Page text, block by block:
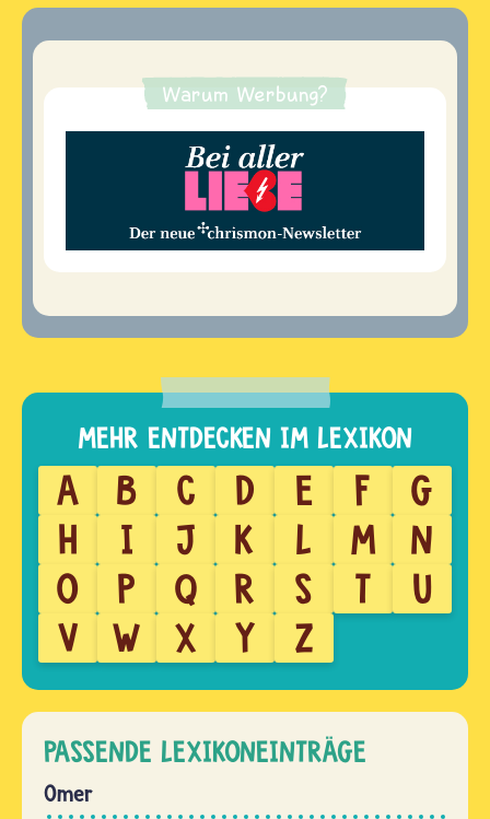
Warum Werbung?
A B C D E F
G
H
I J K L M
N
O
P Q R S T
U
V
W X Y Z
PASSENDE LEXIKONEINTRÄGE
Omer